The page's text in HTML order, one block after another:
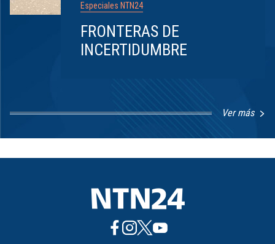
Especiales NTN24
FRONTERAS DE
INCERTIDUMBRE
Ver más
1
8